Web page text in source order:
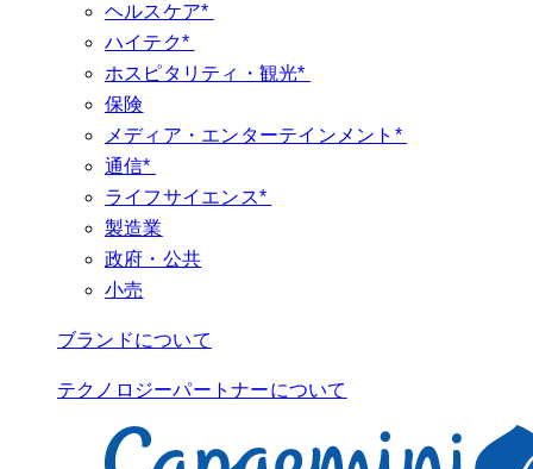
ヘルスケア*
ハイテク*
ホスピタリティ・観光*
保険
メディア・エンターテインメント*
通信*
ライフサイエンス*
製造業
政府・公共
小売
ブランドについて
テクノロジーパートナーについて